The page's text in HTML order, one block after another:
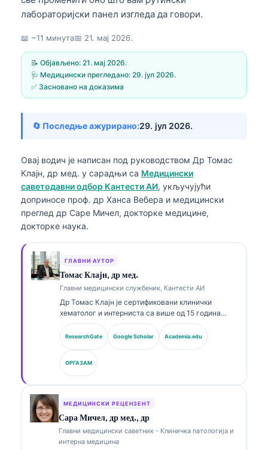
лабораторијски панел изгледа да говори.
📖 ~11 минута📅 21. мај 2026.
📝 Објављено: 21. мај 2026.
🩺 Медицински прегледано: 29. јул 2026.
✅ Засновано на доказима
🔄 Последње ажурирано:29. јул 2026.
Овај водич је написан под руководством Др Томас
Клајн, др мед. у сарадњи са Медицински
саветодавни одбор Кантести АИ, укључујући
доприносе проф. др Ханса Вебера и медицински
преглед др Саре Мичел, докторке медицине,
докторке наука.
ГЛАВНИ АУТОР
Томас Клајн, др мед.
Главни медицински службеник, Кантести АИ
Др Томас Клајн је сертификовани клинички
хематолог и интерниста са више од 15 година
искуства у лабораторијској медицини и клиничкој
анализи уз помоћ вештачке интелигенције. Као
главни медицински директор у Kantesti AI, он
пружа клинички надзор над медицинском
тачношћу власничке неуралне мреже. Др Клајн је
објавио опсежно радове о тумачењу биомаркера
и лабораторијској дијагностици у темама из
ResearchGate Google Scholar Academia.edu
ОРГАЗАМ
МЕДИЦИНСКИ РЕЦЕНЗЕНТ
Сара Мичел, др мед., др
Главни медицински саветник - Клиничка патологија и
интерна медицина